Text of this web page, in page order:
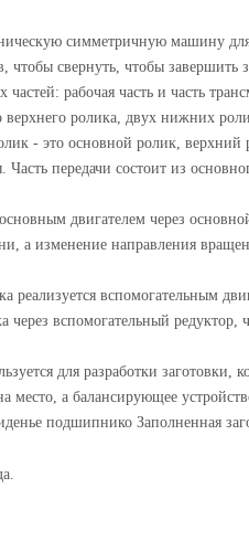
симметричную машину
свернуть, чтобы завершить
рабочая часть и часть
ролика, двух нижних
- это основной ролик,
передачи состоит из
двигателем через
а изменение направления
реализуется вспомогательным
вспомогательный редуктор,
для разработки заготовки,
место, а балансирующее
подшипнико Заполненная